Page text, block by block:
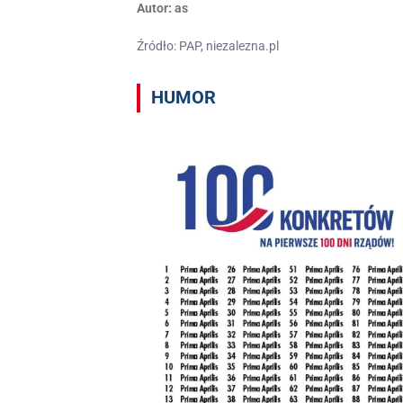
Autor: as
Źródło: PAP, niezalezna.pl
HUMOR